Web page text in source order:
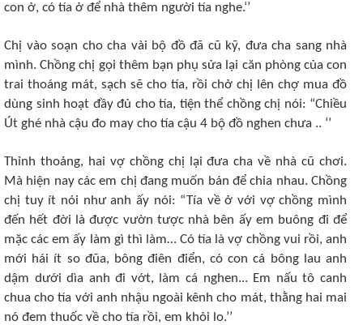
con ở, có tía ở để nhà thêm người tía nghe.‘’
Chị vào soạn cho cha vài bộ đồ đã cũ kỹ, đưa cha sang nhà
mình. Chồng chị gọi thêm bạn phụ sửa lại căn phòng của con
trai thoáng mát, sạch sẽ cho tía, rồi chở chị lên chợ mua đồ
dùng sinh hoạt đầy đủ cho tía, tiện thể chồng chị nói: “Chiều
Út ghé nhà cậu đo may cho tía cậu 4 bộ đồ nghen chưa .. ‘’
Thỉnh thoảng, hai vợ chồng chị lại đưa cha về nhà cũ chơi.
Mà hiện nay các em chị đang muốn bán để chia nhau. Chồng
chị tuy ít nói như anh ấy nói: “Tía về ở với vợ chồng mình
đến hết đời là được vườn tược nhà bên ấy em buông đi để
mặc các em ấy làm gì thì làm… Có tía là vợ chồng vui rồi, anh
mới hái ít so đũa, bông điên điển, có con cá bông lau anh
dậm dưới dìa anh đi vớt, làm cá nghen... Em nấu tô canh
chua cho tía với anh nhậu ngoài kênh cho mát, thằng hai mai
nó đem thuốc về cho tía rồi, em khỏi lo.’’